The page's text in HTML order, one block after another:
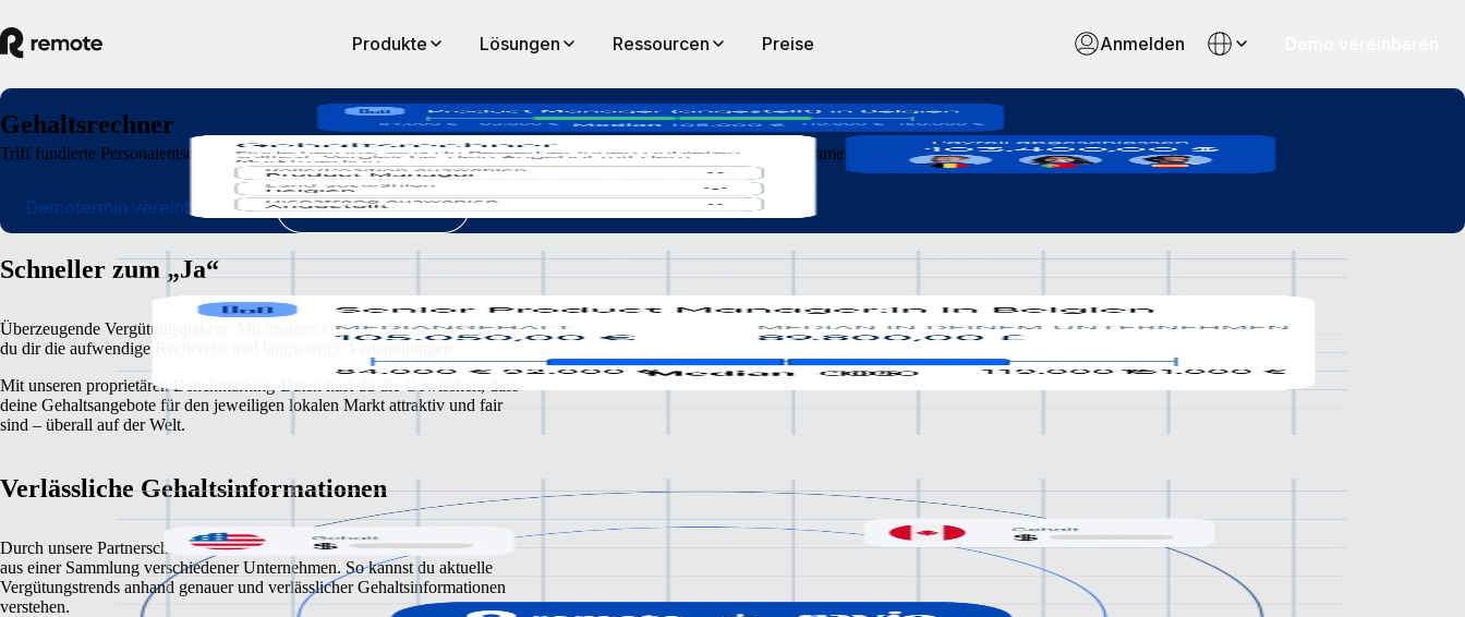
Produkte Lösungen Ressourcen Preise Anmelden
Gehaltsrechner
Triff fundierte Personalentscheidungen mithilfe globaler Gehaltsinformationen von verschiedenen verifizierten Unternehmen.
Demotermin vereinbaren Jetzt registrieren
Schneller zum „Ja“
Überzeugende Vergütungspakete. Mit unseren Gehaltsinformationen sparst
du dir die aufwendige Recherche und langwierige Verhandlungen.
Mit unseren proprietären Benchmarking-Daten hast du die Gewissheit, dass
deine Gehaltsangebote für den jeweiligen lokalen Markt attraktiv und fair
sind – überall auf der Welt.
Verlässliche Gehaltsinformationen
Durch unsere Partnerschaft mit Ravio erhältst du verifizierte Gehaltsdaten
aus einer Sammlung verschiedener Unternehmen. So kannst du aktuelle
Vergütungstrends anhand genauer und verlässlicher Gehaltsinformationen
verstehen.